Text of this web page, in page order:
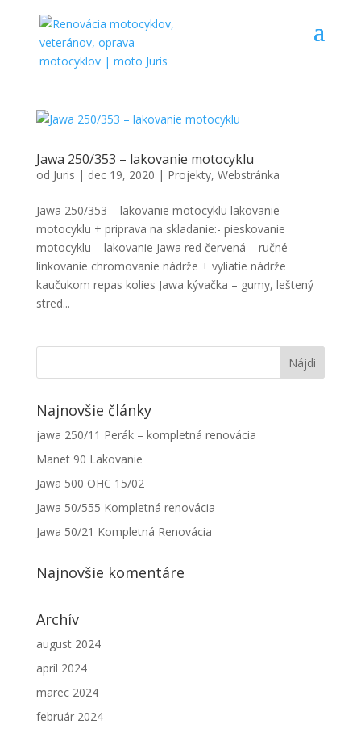
Jawa 250/353 – lakovanie motocyklu
od Juris | dec 19, 2020 | Projekty, Webstránka
Jawa 250/353 – lakovanie motocyklu lakovanie
motocyklu + priprava na skladanie:- pieskovanie
motocyklu – lakovanie Jawa red červená – ručné
linkovanie chromovanie nádrže + vyliatie nádrže
kaučukom repas kolies Jawa kývačka – gumy, leštený
stred...
Najnovšie články
jawa 250/11 Perák – kompletná renovácia
Manet 90 Lakovanie
Jawa 500 OHC 15/02
Jawa 50/555 Kompletná renovácia
Jawa 50/21 Kompletná Renovácia
Najnovšie komentáre
Archív
august 2024
apríl 2024
marec 2024
február 2024